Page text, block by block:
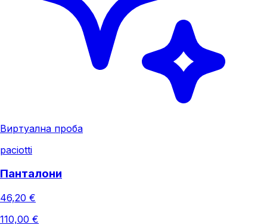
Виртуална проба
paciotti
Панталони
46,20 €
110,00 €